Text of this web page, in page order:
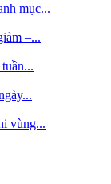
mục...
–...
vùng...